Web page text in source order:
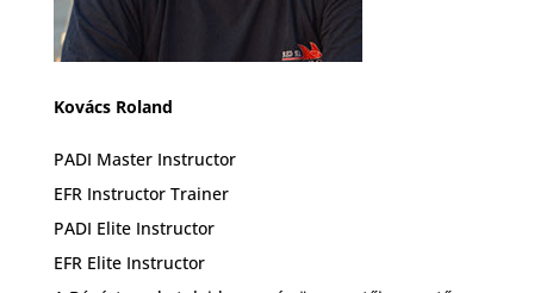
Kovács Roland
PADI Master Instructor
EFR Instructor Trainer
PADI Elite Instructor
EFR Elite Instructor